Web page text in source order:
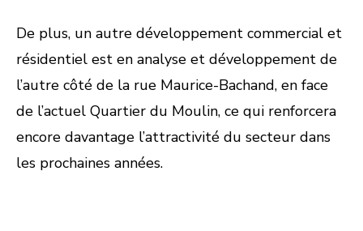
De plus, un autre développement commercial et
résidentiel est en analyse et développement de
l’autre côté de la rue Maurice-Bachand, en face
de l’actuel Quartier du Moulin, ce qui renforcera
encore davantage l’attractivité du secteur dans
les prochaines années.